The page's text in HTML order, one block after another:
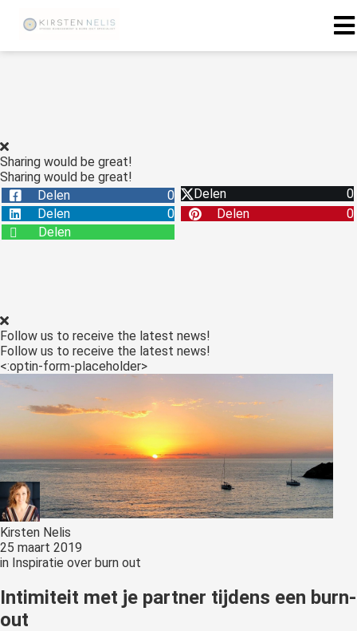
Sharing would be great!
Sharing would be great!
Delen
0 Delen
0
Delen
0 Delen
0
Delen
Follow us to receive the latest news!
Follow us to receive the latest news!
<:optin-form-placeholder>
Kirsten Nelis
25 maart 2019
in Inspiratie over burn out
Intimiteit met je partner tijdens een burn-
out
zijn
deze
kan de
niet
worden
om
te
over
op